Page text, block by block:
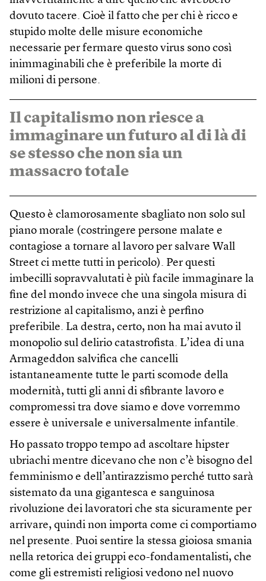
dovuto tacere. Cioè il fatto che per chi è ricco e
stupido molte delle misure economiche
necessarie per fermare questo virus sono così
inimmaginabili che è preferibile la morte di
milioni di persone.
Il capitalismo non riesce a
immaginare un futuro al di là di
se stesso che non sia un
massacro totale
Questo è clamorosamente sbagliato non solo sul
piano morale (costringere persone malate e
contagiose a tornare al lavoro per salvare Wall
Street ci mette tutti in pericolo). Per questi
imbecilli sopravvalutati è più facile immaginare la
fine del mondo invece che una singola misura di
restrizione al capitalismo, anzi è perfino
preferibile. La destra, certo, non ha mai avuto il
monopolio sul delirio catastrofista. L’idea di una
Armageddon salvifica che cancelli
istantaneamente tutte le parti scomode della
modernità, tutti gli anni di sfibrante lavoro e
compromessi tra dove siamo e dove vorremmo
essere è universale e universalmente infantile.
Ho passato troppo tempo ad ascoltare hipster
ubriachi mentre dicevano che non c’è bisogno del
femminismo e dell’antirazzismo perché tutto sarà
sistemato da una gigantesca e sanguinosa
rivoluzione dei lavoratori che sta sicuramente per
arrivare, quindi non importa come ci comportiamo
nel presente. Puoi sentire la stessa gioiosa smania
nella retorica dei gruppi eco-fondamentalisti, che
come gli estremisti religiosi vedono nel nuovo